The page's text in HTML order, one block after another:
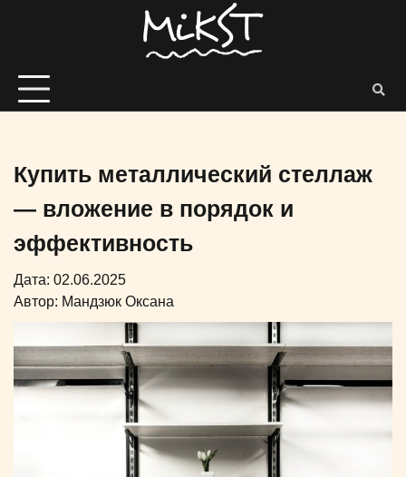
Купить металлический стеллаж
— вложение в порядок и
эффективность
Дата: 02.06.2025
Автор: Мандзюк Оксана